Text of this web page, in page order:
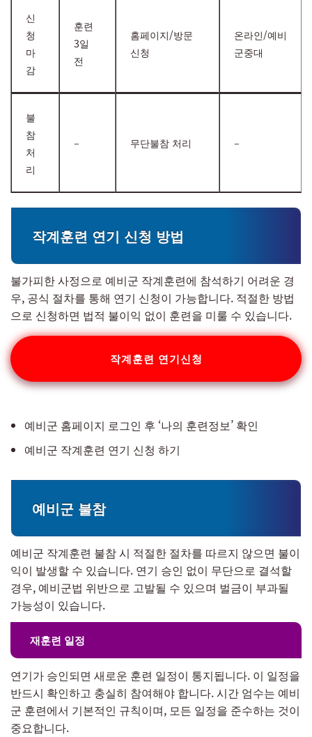
신
청
마
감
훈련
3일
전
홈페이지/방문
신청
온라인/예비
군중대
불
참
처
리
– 무단불참 처리 –
작계훈련 연기 신청 방법
불가피한 사정으로 예비군 작계훈련에 참석하기 어려운 경
우, 공식 절차를 통해 연기 신청이 가능합니다. 적절한 방법
으로 신청하면 법적 불이익 없이 훈련을 미룰 수 있습니다.
작계훈련 연기신청
예비군 홈페이지 로그인 후 ‘나의 훈련정보’ 확인
예비군 작계훈련 연기 신청 하기
예비군 불참
예비군 작계훈련 불참 시 적절한 절차를 따르지 않으면 불이
익이 발생할 수 있습니다. 연기 승인 없이 무단으로 결석할
경우, 예비군법 위반으로 고발될 수 있으며 벌금이 부과될
가능성이 있습니다.
재훈련 일정
연기가 승인되면 새로운 훈련 일정이 통지됩니다. 이 일정을
반드시 확인하고 충실히 참여해야 합니다. 시간 엄수는 예비
군 훈련에서 기본적인 규칙이며, 모든 일정을 준수하는 것이
중요합니다.